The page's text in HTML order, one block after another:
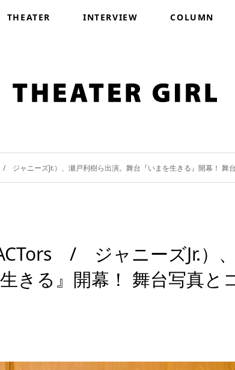
THEATER INTERVIEW COLUMN
ジャニーズJr.）、瀬戸利樹ら出演。舞台『いまを生きる』開幕！ 舞
/ ジャニーズJr.）
きる』開幕！ 舞台写真と